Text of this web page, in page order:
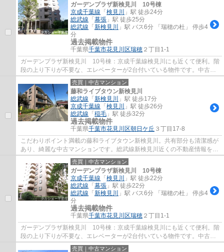
ガーデンプラザ新検見川 10号棟
京成千葉線 「 検見川
」駅 徒歩24分
総武線 「 幕張 」駅 徒歩25分
総武線 「 新検見川
」駅 バス6分 「瑞穂の杜」 停歩4
分
過去掲載物件
千葉県千葉市花見川区瑞穂 ２丁目1-1
ガーデンプラザ新検見川 10号棟：京成千葉線検見川にも近くて便利。階
段の上り下りが不要な、エレベーターが2台付いている物件です。中古な
がらも綺麗な室内と魅力的な住環境のマンシ...
売買｜中古マンション
藤和ライブタウン新検見川
総武線 「 新検見川
」駅 徒歩17分
京成千葉線 「 検見川
」駅 徒歩26分
総武線 「 稲毛 」駅 徒歩32分
過去掲載物件
千葉県千葉市花見川区朝日ケ丘 ３丁目17-8
こだわりポイント満載の藤和ライブタウン新検見川。共有部分も清潔感が
あり、綺麗な中古マンションです。総武線新検見川近くの不動産情報をお
求めなら、千葉市花見川区に詳しい当社に...
売買｜中古マンション
ガーデンプラザ新検見川 10号棟
京成千葉線 「 検見川
」駅 徒歩22分
総武線 「 幕張 」駅 徒歩22分
総武線 「 新検見川
」駅 バス6分 「瑞穂の杜」 停歩4
分
過去掲載物件
千葉県千葉市花見川区瑞穂 ２丁目1-1
ガーデンプラザ新検見川 10号棟：京成千葉線検見川にも近くて便利。階
段の上り下りが不要な、エレベーターが2台付いている物件です。中古な
がらも綺麗な室内と魅力的な住環境のマンシ...
売買｜中古マンション